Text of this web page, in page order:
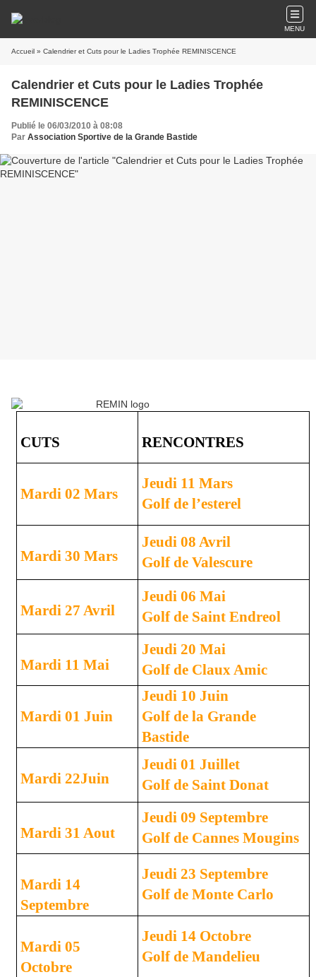
MENU
Accueil » Calendrier et Cuts pour le Ladies Trophée REMINISCENCE
Calendrier et Cuts pour le Ladies Trophée
REMINISCENCE
Publié le 06/03/2010 à 08:08
Par Association Sportive de la Grande Bastide
CUTS RENCONTRES
Mardi 02 Mars
Jeudi 11 Mars
Golf de l’esterel
Mardi 30 Mars
Jeudi 08 Avril
Golf de Valescure
Mardi 27 Avril
Jeudi 06 Mai
Golf de Saint Endreol
Mardi 11 Mai
Jeudi 20 Mai
Golf de Claux Amic
Mardi 01 Juin
Jeudi 10 Juin
Golf de la Grande
Bastide
Mardi 22Juin
Jeudi 01 Juillet
Golf de Saint Donat
Mardi 31 Aout
Jeudi 09 Septembre
Golf de Cannes Mougins
Mardi 14
Septembre
Jeudi 23 Septembre
Golf de Monte Carlo
Mardi 05
Octobre
Jeudi 14 Octobre
Golf de Mandelieu